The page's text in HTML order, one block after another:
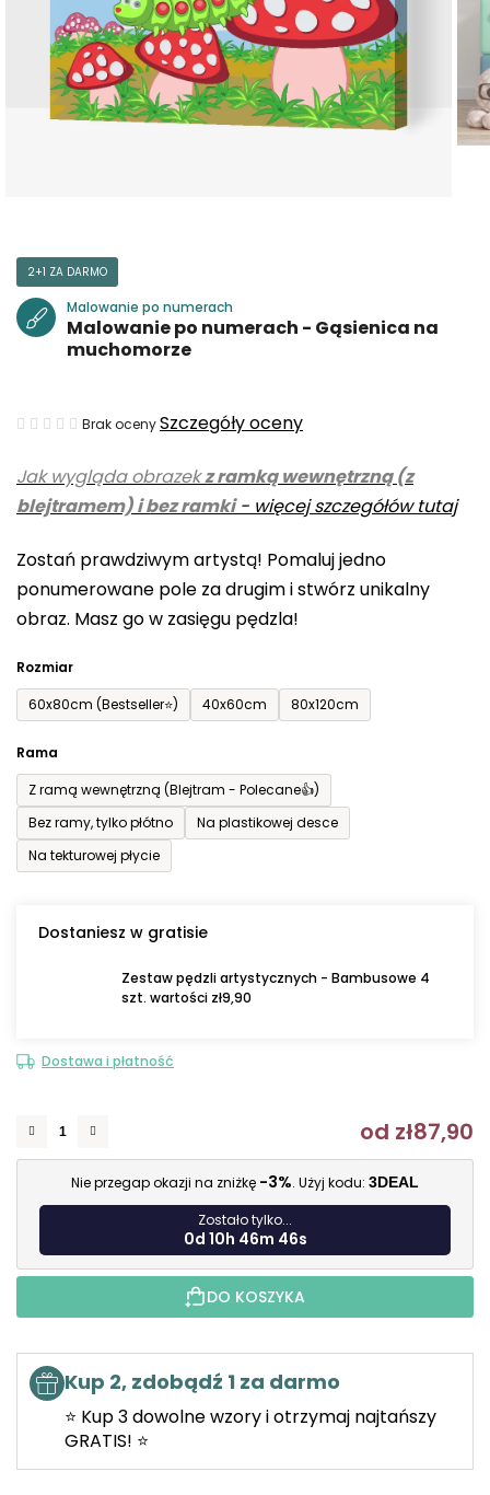
Jak wygląda obrazekz ramką wewnętrzną (z
blejtramem) i bez ramki- więcej szczegółów tutaj
Zostań prawdziwym artystą! Pomaluj jedno
ponumerowane pole za drugim i stwórz unikalny
obraz. Masz go w zasięgu pędzla!
Rozmiar
60x80cm (Bestseller⭐)
40x60cm 80x120cm
Rama
Z ramą wewnętrzną (Blejtram - Polecane👍)
Bez ramy, tylko płótno
Na plastikowej desce
Na tekturowej płycie
Dostaniesz w gratisie
Zestaw pędzli artystycznych - Bambusowe 4
szt. wartości zł9,90
Dostawa i płatność
od zł87,90
Nie przegap okazji na zniżkę -3%. Użyj kodu: 3DEAL
Zostało tylko...
0d 10h 46m 45s
DO KOSZYKA
Kup 2, zdobądź 1 za darmo
⭐ Kup 3 dowolne wzory i otrzymaj najtańszy
GRATIS! ⭐
2+1 ZA DARMO
Malowanie po numerach
Malowanie po numerach - Gąsienica na
muchomorze
Średnia
produktu
wynosi
na
5
gwiazdek.
Brak ocenySzczegóły oceny